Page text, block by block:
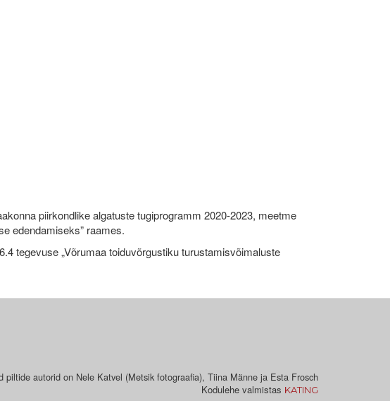
piirkondlike algatuste tugiprogramm 2020-2023, meetme
edendamiseks” raames.
tegevuse „Võrumaa toiduvõrgustiku turustamisvõimaluste
piltide autorid on Nele Katvel (Metsik fotograafia), Tiina Männe ja Esta Frosch
Kodulehe valmistas KATING